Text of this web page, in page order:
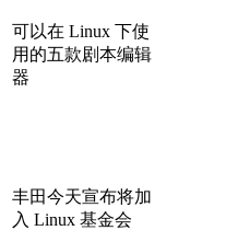
可以在 Linux 下使
用的五款剧本编辑
器
丰田今天宣布将加
入 Linux 基金会